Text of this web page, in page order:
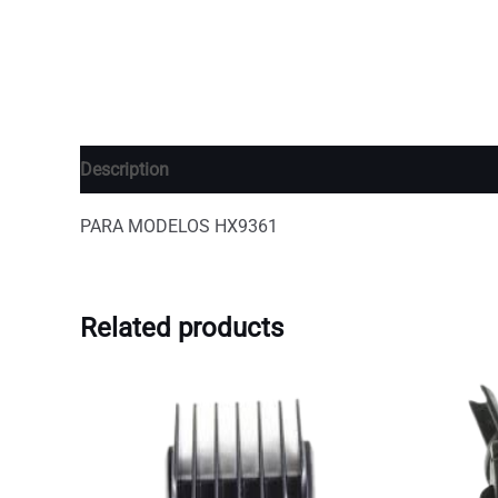
Description
PARA MODELOS HX9361
Related products